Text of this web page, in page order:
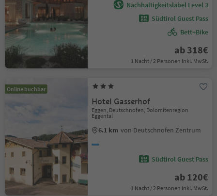
Nachhaltigkeitslabel Level 3
Südtirol Guest Pass
Bett+Bike
ab 318€
1 Nacht / 2 Personen Inkl. MwSt.
Online buchbar
Hotel Gasserhof
Eggen, Deutschnofen, Dolomitenregion
Eggental
6.1 km von Deutschnofen Zentrum
Südtirol Guest Pass
ab 120€
1 Nacht / 2 Personen Inkl. MwSt.